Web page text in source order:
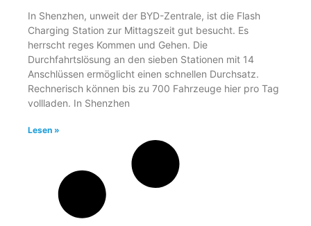
In Shenzhen, unweit der BYD-Zentrale, ist die Flash
Charging Station zur Mittagszeit gut besucht. Es
herrscht reges Kommen und Gehen. Die
Durchfahrtslösung an den sieben Stationen mit 14
Anschlüssen ermöglicht einen schnellen Durchsatz.
Rechnerisch können bis zu 700 Fahrzeuge hier pro Tag
vollladen. In Shenzhen
Lesen »